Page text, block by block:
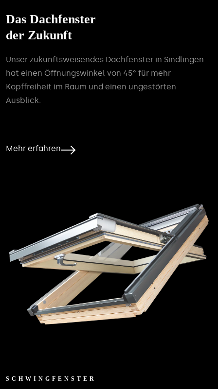
Das Dachfenster
der Zukunft
Unser zukunftsweisendes Dachfenster in Sindlingen
hat einen Öffnungswinkel von 45° für mehr
Kopffreiheit im Raum und einen ungestörten
Ausblick.
Mehr erfahren
SCHWINGFENSTER